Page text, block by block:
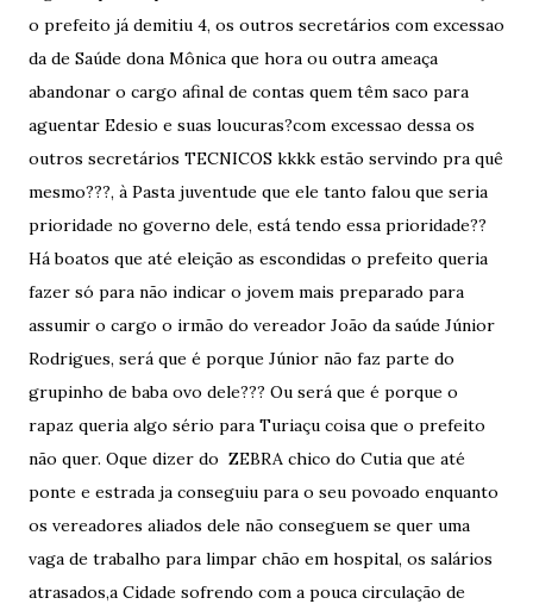
o prefeito já demitiu 4, os outros secretários com excessao
da de Saúde dona Mônica que hora ou outra ameaça
abandonar o cargo afinal de contas quem têm saco para
aguentar Edesio e suas loucuras?com excessao dessa os
outros secretários TECNICOS kkkk estão servindo pra quê
mesmo???, à Pasta juventude que ele tanto falou que seria
prioridade no governo dele, está tendo essa prioridade??
Há boatos que até eleição as escondidas o prefeito queria
fazer só para não indicar o jovem mais preparado para
assumir o cargo o irmão do vereador João da saúde Júnior
Rodrigues, será que é porque Júnior não faz parte do
grupinho de baba ovo dele??? Ou será que é porque o
rapaz queria algo sério para Turiaçu coisa que o prefeito
não quer. Oque dizer do ZEBRA chico do Cutia que até
ponte e estrada ja conseguiu para o seu povoado enquanto
os vereadores aliados dele não conseguem se quer uma
vaga de trabalho para limpar chão em hospital, os salários
atrasados,a Cidade sofrendo com a pouca circulação de